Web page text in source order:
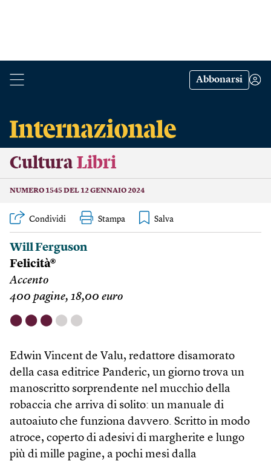
Abbonarsi
Cultura Libri
NUMERO 1545 DEL 12 GENNAIO 2024
Condividi Stampa
Will Ferguson
Felicità®
Accento
400 pagine, 18,00 euro
⬤ ⬤ ⬤ ⬤ ⬤
Edwin Vincent de Valu, redattore disamorato
della casa editrice Panderic, un giorno trova un
manoscritto sorprendente nel mucchio della
robaccia che arriva di solito: un manuale di
autoaiuto che funziona davvero. Scritto in modo
atroce, coperto di adesivi di margherite e lungo
più di mille pagine, a pochi mesi dalla